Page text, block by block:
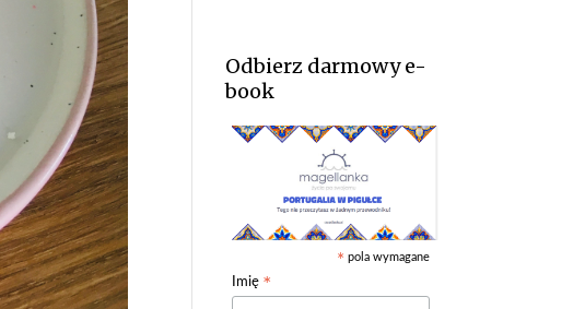
Odbierz darmowy e-
book
* pola wymagane
Imię *